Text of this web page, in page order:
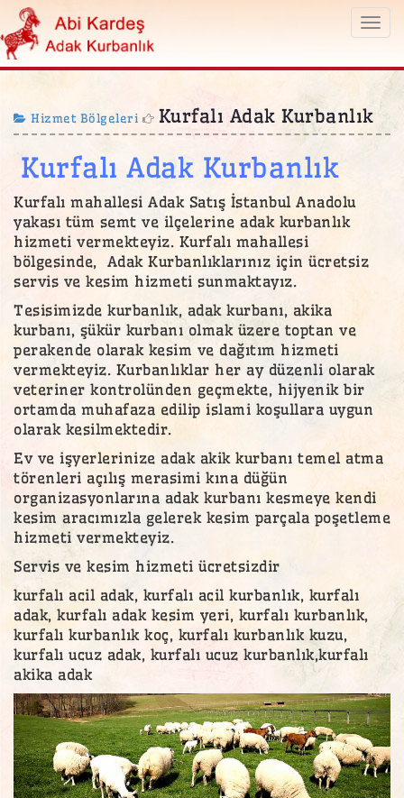
Hizmet Bölgeleri Kurfalı Adak Kurbanlık
Kurfalı Adak Kurbanlık
Kurfalı mahallesi Adak Satış İstanbul Anadolu
yakası tüm semt ve ilçelerine adak kurbanlık
hizmeti vermekteyiz. Kurfalı mahallesi
bölgesinde, Adak Kurbanlıklarınız için ücretsiz
servis ve kesim hizmeti sunmaktayız.
Tesisimizde kurbanlık, adak kurbanı, akika
kurbanı, şükür kurbanı olmak üzere toptan ve
perakende olarak kesim ve dağıtım hizmeti
vermekteyiz. Kurbanlıklar her ay düzenli olarak
veteriner kontrolünden geçmekte, hijyenik bir
ortamda muhafaza edilip islami koşullara uygun
olarak kesilmektedir.
Ev ve işyerlerinize adak akik kurbanı temel atma
törenleri açılış merasimi kına düğün
organizasyonlarına adak kurbanı kesmeye kendi
kesim aracımızla gelerek kesim parçala poşetleme
hizmeti vermekteyiz.
Servis ve kesim hizmeti ücretsizdir
kurfalı acil adak, kurfalı acil kurbanlık, kurfalı
adak, kurfalı adak kesim yeri, kurfalı kurbanlık,
kurfalı kurbanlık koç, kurfalı kurbanlık kuzu,
kurfalı ucuz adak, kurfalı ucuz kurbanlık,kurfalı
akika adak